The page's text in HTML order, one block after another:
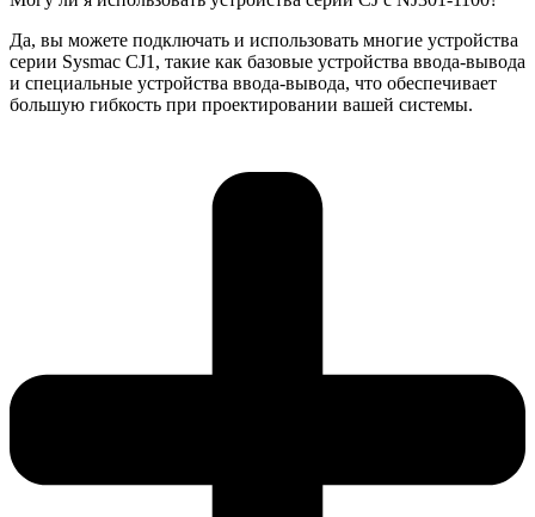
Да, вы можете подключать и использовать многие устройства
серии Sysmac CJ1, такие как базовые устройства ввода-вывода
и специальные устройства ввода-вывода, что обеспечивает
большую гибкость при проектировании вашей системы.